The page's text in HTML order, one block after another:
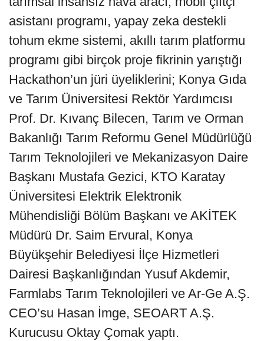
asistanı programı, yapay zeka destekli
tohum ekme sistemi, akıllı tarım platformu
programı gibi birçok proje fikrinin yarıştığı
Hackathon’un jüri üyeliklerini; Konya Gıda
ve Tarım Üniversitesi Rektör Yardımcısı
Prof. Dr. Kıvanç Bilecen, Tarım ve Orman
Bakanlığı Tarım Reformu Genel Müdürlüğü
Tarım Teknolojileri ve Mekanizasyon Daire
Başkanı Mustafa Gezici, KTO Karatay
Üniversitesi Elektrik Elektronik
Mühendisliği Bölüm Başkanı ve AKİTEK
Müdürü Dr. Saim Ervural, Konya
Büyükşehir Belediyesi İlçe Hizmetleri
Dairesi Başkanlığından Yusuf Akdemir,
Farmlabs Tarım Teknolojileri ve Ar-Ge A.Ş.
CEO’su Hasan İmge, SEOART A.Ş.
Kurucusu Oktay Çomak yaptı.